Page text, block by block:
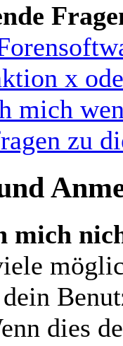
x
mich
zu
mich
dies